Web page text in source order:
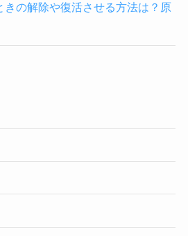
きの解除や復活させる方法は？原